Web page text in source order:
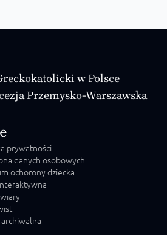
w Polsce
Przemysko-Warszawska
prywatności
danych osobowych
ochorony dziecka